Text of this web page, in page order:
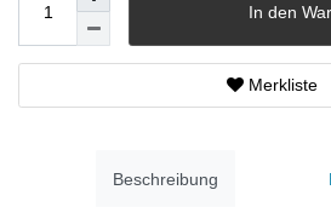
In den
Merkliste
Beschreibung